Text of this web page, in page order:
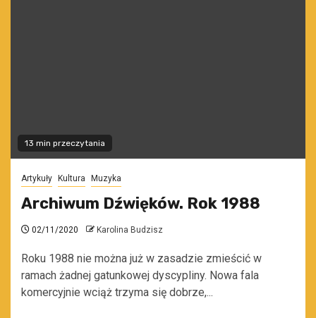
13 min przeczytania
Artykuły Kultura Muzyka
Archiwum Dźwięków. Rok 1988
02/11/2020 Karolina Budzisz
Roku 1988 nie można już w zasadzie zmieścić w
ramach żadnej gatunkowej dyscypliny. Nowa fala
komercyjnie wciąż trzyma się dobrze,...